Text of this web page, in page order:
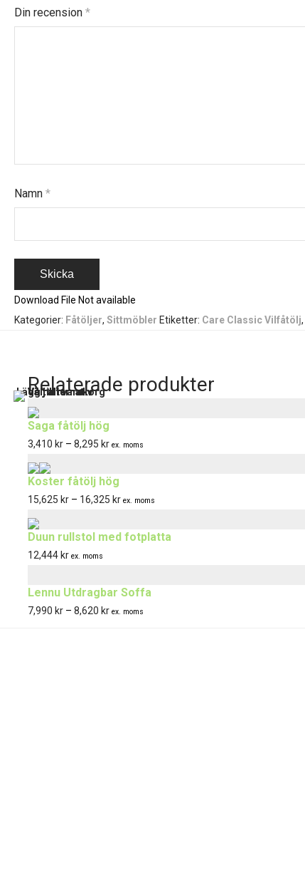
Din recension *
Namn *
Download File Not available
Kategorier: Fåtöljer, Sittmöbler Etiketter: Care Classic Vilfåtölj,
Relaterade produkter
Saga fåtölj hög
3,410 kr – 8,295 krPrisintervall:
till
8,295 kr
ex. moms
Välj alternativhär
har
alternativen
på
produktsidan
Koster fåtölj hög
15,625 kr – 16,325 kr ex. moms
Välj alternativhär
har
alternativen
på
produktsidan
Duun rullstol med fotplatta
12,444 kr ex. moms
Lägg till i varukorg
Lennu Utdragbar Soffa
7,990 kr – 8,620 krPrisintervall:
ex. moms
Välj alternativhär
har
alternativen
på
produktsidan